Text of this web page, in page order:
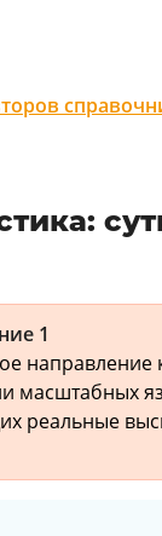
1
масштабных
реальные